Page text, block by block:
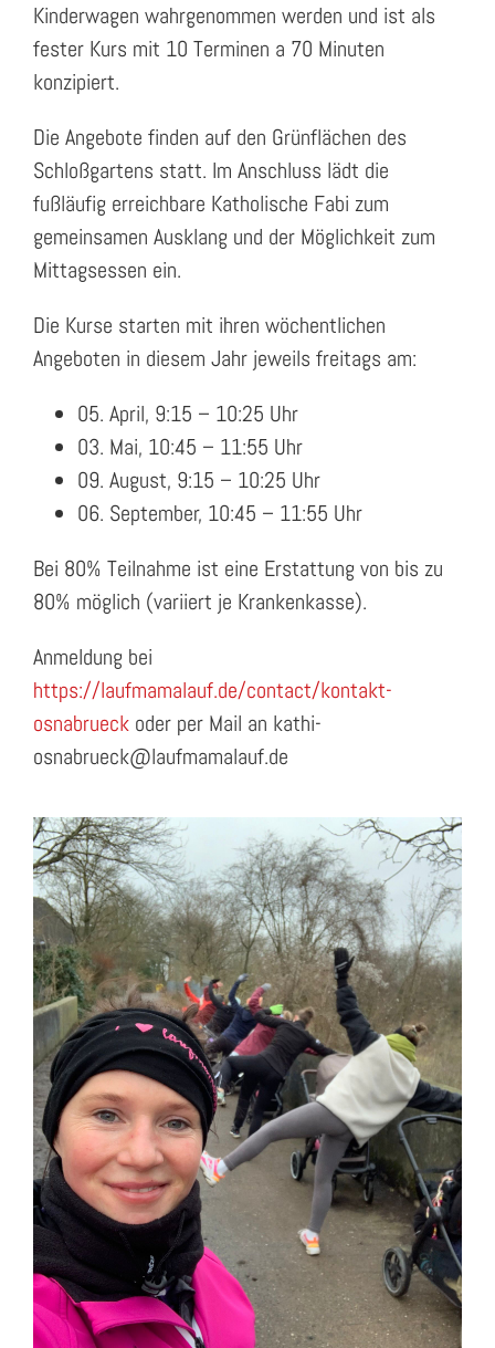
Kinderwagen wahrgenommen werden und ist als
fester Kurs mit 10 Terminen a 70 Minuten
konzipiert.
Die Angebote finden auf den Grünflächen des
Schloßgartens statt. Im Anschluss lädt die
fußläufig erreichbare Katholische Fabi zum
gemeinsamen Ausklang und der Möglichkeit zum
Mittagsessen ein.
Die Kurse starten mit ihren wöchentlichen
Angeboten in diesem Jahr jeweils freitags am:
05. April, 9:15 – 10:25 Uhr
03. Mai, 10:45 – 11:55 Uhr
09. August, 9:15 – 10:25 Uhr
06. September, 10:45 – 11:55 Uhr
Bei 80% Teilnahme ist eine Erstattung von bis zu
80% möglich (variiert je Krankenkasse).
Anmeldung bei
https://laufmamalauf.de/contact/kontakt-
osnabrueckoder per Mail an kathi-
osnabrueck@laufmamalauf.de